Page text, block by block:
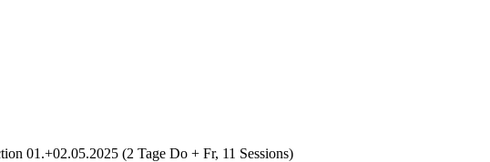
01.+02.05.2025 (2 Tage Do + Fr, 11 Sessions)